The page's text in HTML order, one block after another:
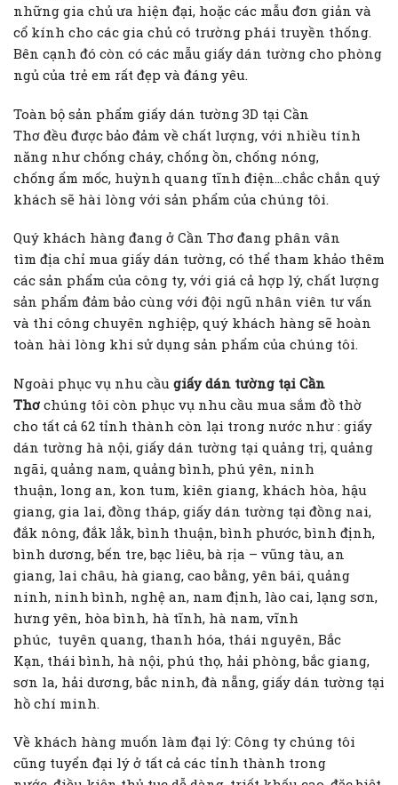
những gia chủ ưa hiện đại, hoặc các mẫu đơn giản và
cổ kính cho các gia chủ có trường phái truyền thống.
Bên cạnh đó còn có các mẫu giấy dán tường cho phòng
ngủ của trẻ em rất đẹp và đáng yêu.
Toàn bộ sản phẩm giấy dán tường 3D tại Cần
Thơ đều được bảo đảm về chất lượng, với nhiều tính
năng như chống cháy, chống ồn, chống nóng,
chống ẩm mốc, huỳnh quang tĩnh điện…chắc chắn quý
khách sẽ hài lòng với sản phẩm của chúng tôi.
Quý khách hàng đang ở Cần Thơ đang phân vân
tìm địa chỉ mua giấy dán tường, có thể tham khảo thêm
các sản phẩm của công ty, với giá cả hợp lý, chất lượng
sản phẩm đảm bảo cùng với đội ngũ nhân viên tư vấn
và thi công chuyên nghiệp, quý khách hàng sẽ hoàn
toàn hài lòng khi sử dụng sản phẩm của chúng tôi.
Ngoài phục vụ nhu cầu giấy dán tường tại Cần
Thơ chúng tôi còn phục vụ nhu cầu mua sắm đồ thờ
cho tất cả 62 tỉnh thành còn lại trong nước như : giấy
dán tường hà nội, giấy dán tường tại quảng trị, quảng
ngãi, quảng nam, quảng bình, phú yên, ninh
thuận, long an, kon tum, kiên giang, khách hòa, hậu
giang, gia lai, đồng tháp, giấy dán tường tại đồng nai,
đắk nông, đắk lắk, bình thuận, bình phước, bình định,
bình dương, bến tre, bạc liêu, bà rịa – vũng tàu, an
giang, lai châu, hà giang, cao bằng, yên bái, quảng
ninh, ninh bình, nghệ an, nam định, lào cai, lạng sơn,
hưng yên, hòa bình, hà tĩnh, hà nam, vĩnh
phúc, tuyên quang, thanh hóa, thái nguyên, Bắc
Kạn, thái bình, hà nội, phú thọ, hải phòng, bắc giang,
sơn la, hải dương, bắc ninh, đà nẵng, giấy dán tường tại
hồ chí minh.
Về khách hàng muốn làm đại lý: Công ty chúng tôi
cũng tuyển đại lý ở tất cả các tỉnh thành trong